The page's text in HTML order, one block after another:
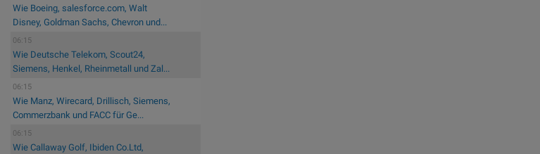
Wie Boeing, salesforce.com, Walt
Disney, Goldman Sachs, Chevron und...
06:15
Wie Deutsche Telekom, Scout24,
Siemens, Henkel, Rheinmetall und Zal...
06:15
Wie Manz, Wirecard, Drillisch, Siemens,
Commerzbank und FACC für Ge...
06:15
Wie Callaway Golf, Ibiden Co.Ltd,